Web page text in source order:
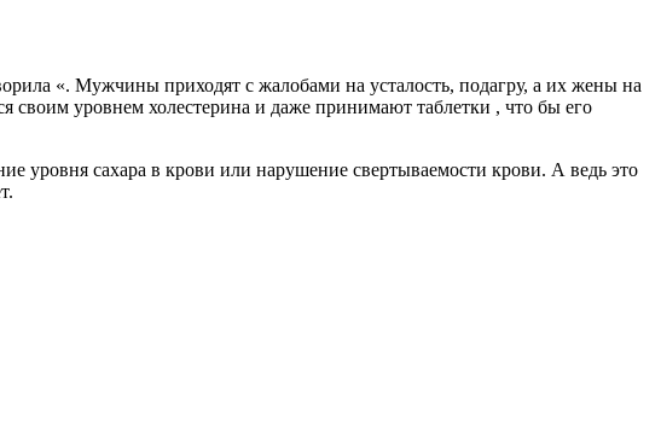
«. Мужчины приходят с жалобами на усталость, подагру, а их жены на
своим уровнем холестерина и даже принимают таблетки , что бы его
уровня сахара в крови или нарушение свертываемости крови. А ведь это